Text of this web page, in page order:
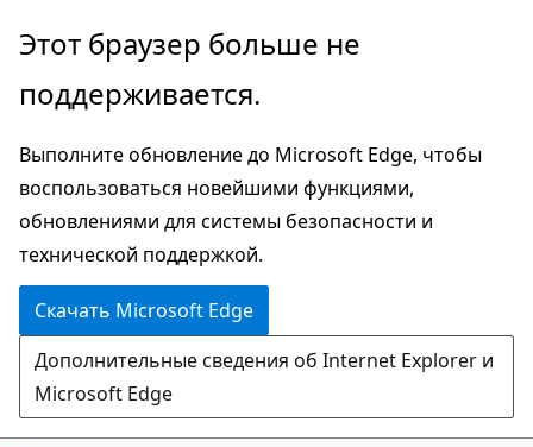
Пропустить
перейти
основному
содержимому
Этот браузер больше не
поддерживается.
Выполните обновление до Microsoft Edge, чтобы
воспользоваться новейшими функциями,
обновлениями для системы безопасности и
технической поддержкой.
Скачать Microsoft Edge
Дополнительные сведения об Internet Explorer и
Microsoft Edge